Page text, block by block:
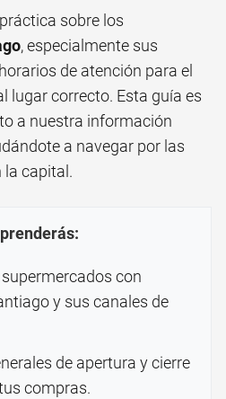
sobre los
, especialmente sus
de atención para el
lugar correcto. Esta guía es
a nuestra información
a navegar por las
la capital.
con
y sus canales de
de apertura y cierre
compras.